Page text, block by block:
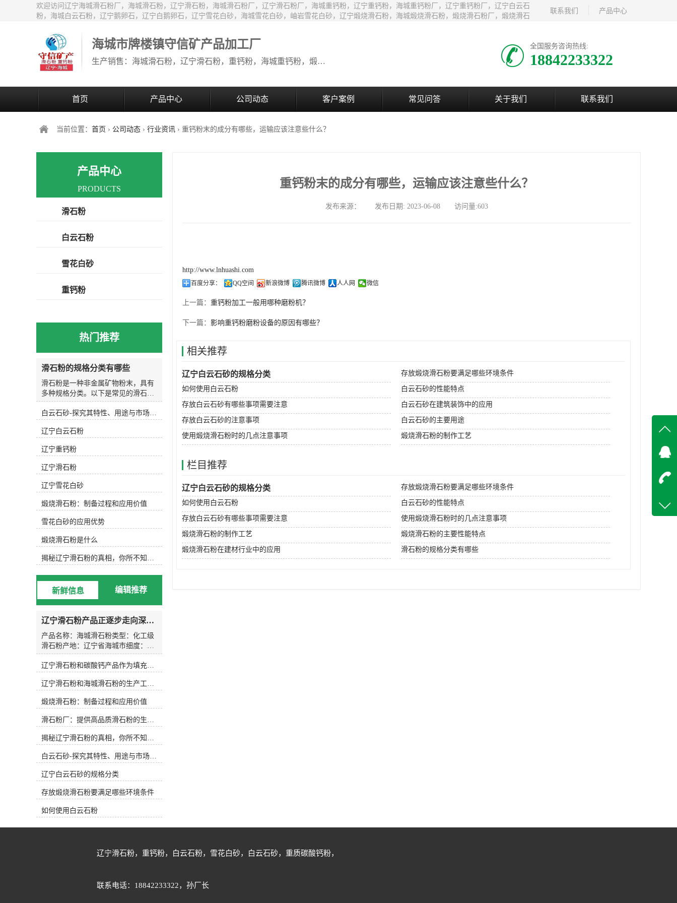
欢迎访问辽宁海城滑石粉厂，海城滑石粉，辽宁滑石粉，海城滑石粉厂，辽宁滑石粉厂，海城重钙粉，辽宁重钙粉，海城重钙粉厂，辽宁重钙粉厂，辽宁白云石
粉，海城白云石粉，辽宁鹅卵石，辽宁白鹅卵石，辽宁雪花白砂，海城雪花白砂，岫岩雪花白砂，辽宁煅烧滑石粉，海城煅烧滑石粉，煅烧滑石粉厂，煅烧滑石
联系我们 产品中心
海城市牌楼镇守信矿产品加工厂
生产销售：海城滑石粉，辽宁滑石粉，重钙粉，海城重钙粉，煅烧滑石颗粒等系列产品
全国服务咨询热线:
18842233322
首页 产品中心 公司动态 客户案例 常见问答 关于我们 联系我们
当前位置： 首页 › 公司动态 › 行业资讯 › 重钙粉末的成分有哪些，运输应该注意些什么？
重钙粉末的成分有哪些，运输应该注意些什么？
发布来源： 发布日期: 2023-06-08 访问量:603
http://www.lnhuashi.com
百度分享： QQ空间 新浪微博 腾讯微博 人人网 微信
上一篇： 重钙粉加工一般用哪种磨粉机？
下一篇： 影响重钙粉磨粉设备的原因有哪些？
相关推荐
辽宁白云石砂的规格分类 存放煅烧滑石粉要满足哪些环境条件
如何使用白云石粉 白云石砂的性能特点
存放白云石砂有哪些事项需要注意 白云石砂在建筑装饰中的应用
存放白云石砂的注意事项 白云石砂的主要用途
使用煅烧滑石粉时的几点注意事项 煅烧滑石粉的制作工艺
栏目推荐
辽宁白云石砂的规格分类 存放煅烧滑石粉要满足哪些环境条件
如何使用白云石粉 白云石砂的性能特点
存放白云石砂有哪些事项需要注意 使用煅烧滑石粉时的几点注意事项
煅烧滑石粉的制作工艺 煅烧滑石粉的主要性能特点
煅烧滑石粉在建材行业中的应用 滑石粉的规格分类有哪些
产品中心
PRODUCTS
滑石粉
白云石粉
雪花白砂
重钙粉
热门推荐
滑石粉的规格分类有哪些
滑石粉是一种非金属矿物粉末，具有
多种规格分类。以下是常见的滑石粉
规格分类：按颗粒大小分类： 滑石粉
的颗粒大小可以根据需要进行分类，
目、1250目等，其中325目的滑石粉
颗粒较大，1250目的滑石粉颗粒较
细。按品质分类： 滑石粉按品质可分
为工业级、食品级、医药级和化妆品
级等，不同等级的滑石粉适用于不同
的领域和需求。按用途分类： 滑石粉
可以根据使用领域进行分类，如陶瓷
用滑石粉、塑料用滑石粉、涂料用滑
生产工艺不同，可分为熟化滑石粉、
煅烧滑石粉等。按成分分类： 滑石粉
的成分不同，可分为天然滑石粉和合
成滑石粉等。 综上所述，滑石粉的规
格分类有多种，不同的规格和等级的
滑石粉可以满足不同领域和需求的使
用要求。 厂家：辽宁省海城市守信矿
产品加工厂产品名称：325目-3000目,
类型：滑石粉，海城滑石粉，辽宁滑
石粉，煅烧滑石粉，产地：辽宁省海
城市,二氧化硅含量：20-60%,白度：
80%-95%,氧化镁含量：30%,允许误
差：1kg,包装规格：25公斤塑料编织
袋，25公斤白色纸袋。符合标准：企
业标准,氧化钙：0.5%,三氧化二铁：
0.4%,CAS:14807-96-6海城市牌楼镇守
辽宁省海城市，我厂是以经营滑石粉
和重钙粉系列产品为主，生产并销
售：滑石粉，重钙粉，白云石粉，方
解石粉，雪花白砂、白云石砂等系列
产品。我厂坐落在辽宁省海城市牌楼
镇工业区，距沈大高速公路入口仅五
汽运和海运等物流运输十分便利。 辽
里储藏有白度高、纯度高、品质优的
滑石和白云石以及方解石等非金属矿
产品系列矿石原矿。系列矿石经雷蒙
磨粉机加工进行细度分级以后可以生
粉机高转数加工分级以后可以生产
和纯度高的矿石经制砂机可以生产出
白云石砂-探究其特性、用途与市场前景
辽宁白云石粉
辽宁重钙粉
辽宁滑石粉
辽宁雪花白砂
煅烧滑石粉：制备过程和应用价值
雪花白砂的应用优势
煅烧滑石粉是什么
揭秘辽宁滑石粉的真相，你所不知道的事实！
新鲜信息 编辑推荐
辽宁滑石粉产品正逐步走向深加工市场，提升产品的附加值用来供应不同用途的客户需求。
产品名称：海城滑石粉类型：化工级
滑石粉产地：辽宁省海城市细度：
200目-3000目二氧化硅含量：20-60%
白度：80-96氧化镁含量：30%允许误
公斤，25公斤细度：800目氧化钙：
0.5%三氧化二铁：0.2%三氧化二铝：
0.3%水分：0.4%海城市牌楼镇守信矿
产品加工厂是以经营滑石粉、白云石
粉和重钙粉系列产品为主，生产并销
售：滑石粉，重钙粉，白云石粉，方
解石粉，雪花白砂、白云石砂等系列
产品。我厂坐落在辽宁省海城市牌楼
里左右，紧邻鲅鱼圈港和大连港，汽
运和海运等物流运输非常便利。辽宁
海城有着滑石之乡的美称，这里储藏
有白度高、纯度高、品质优的滑石和
白云石以及方解石等非金属矿产品系
列矿石原矿。系列矿石经雷蒙磨粉机
目-800目的粉体；矿石如果采用目前
市场常用的超细粉碎设备气流磨粉机
石等原矿进行筛选以后采用白度和纯
辽宁滑石粉和碳酸钙产品作为填充料的使用效果和用途有什么区别
辽宁滑石粉和海城滑石粉的生产工艺和用途有什么区别？
煅烧滑石粉：制备过程和应用价值
滑石粉厂：提供高品质滑石粉的生产厂家
揭秘辽宁滑石粉的真相，你所不知道的事实！
白云石砂-探究其特性、用途与市场前景
辽宁白云石砂的规格分类
存放煅烧滑石粉要满足哪些环境条件
如何使用白云石粉
辽宁滑石粉，重钙粉，白云石粉，雪花白砂，白云石砂，重质碳酸钙粉，
联系电话：18842233322，孙厂长